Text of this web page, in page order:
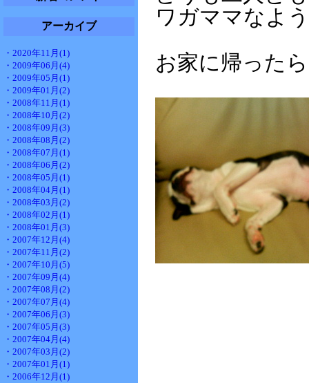
アーカイブ
・2020年11月(1)
・2009年06月(4)
・2009年05月(1)
・2009年01月(2)
・2008年11月(1)
・2008年10月(2)
・2008年09月(3)
・2008年08月(2)
・2008年07月(1)
・2008年06月(2)
・2008年05月(1)
・2008年04月(1)
・2008年03月(2)
・2008年02月(1)
・2008年01月(3)
・2007年12月(4)
・2007年11月(2)
・2007年10月(5)
・2007年09月(4)
・2007年08月(2)
・2007年07月(4)
・2007年06月(3)
・2007年05月(3)
・2007年04月(4)
・2007年03月(2)
・2007年01月(1)
・2006年12月(1)
ワガママなよ
お家に帰った